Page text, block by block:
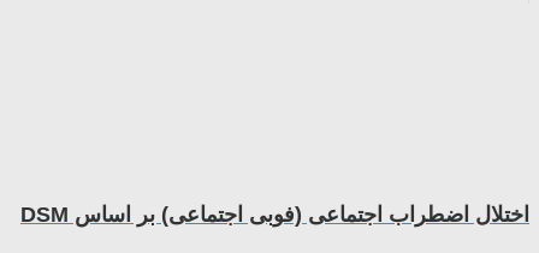
اختلال اضطراب اجتماعی (فوبی اجتماعی) بر اساس DSM